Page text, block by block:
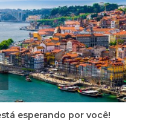
esperando por você!